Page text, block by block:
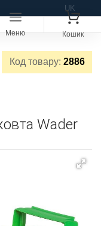
UK
Меню Кошик
Код товару: 2886
Wader